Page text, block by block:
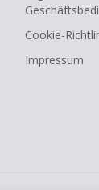
Cookie-
Impressum